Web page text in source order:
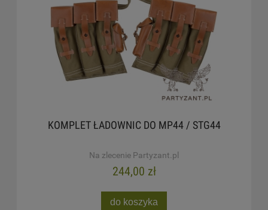
KOMPLET ŁADOWNIC DO MP44 / STG44
Na zlecenie Partyzant.pl
244,00 zł
do koszyka